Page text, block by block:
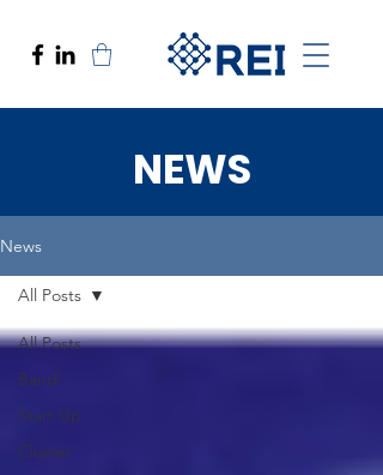
NEWS
News
All Posts
Bandi
Start Up
Cluster
All Posts